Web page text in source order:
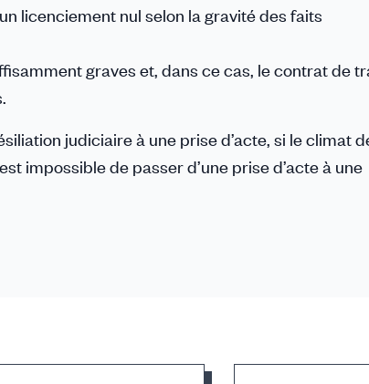
licenciement nul selon la gravité des faits
graves et, dans ce cas, le contrat de
judiciaire à une prise d’acte, si le climat
impossible de passer d’une prise d’acte à une